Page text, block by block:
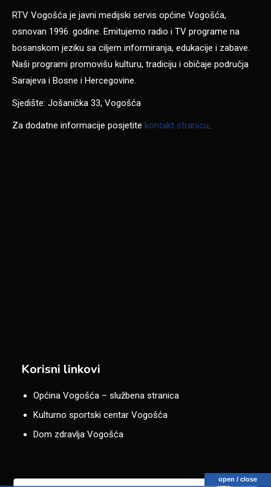
RTV Vogošća je javni medijski servis općine Vogošća,
osnovan 1996. godine. Emitujemo radio i TV programe na
bosanskom jeziku sa ciljem informiranja, edukacije i zabave.
Naši programi promovišu kulturu, tradiciju i običaje područja
Sarajeva i Bosne i Hercegovine.
Sjedište: Jošanička 33, Vogošća
Za dodatne informacije posjetite kontakt stranicu.
Korisni linkovi
Općina Vogošća – službena stranica
Kulturno sportski centar Vogošća
Dom zdravlja Vogošća
open / close